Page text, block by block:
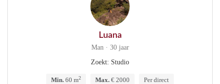
Luana
Man · 30 jaar
Zoekt: Studio
Min. 60 m2 Max. € 2000 Per direct